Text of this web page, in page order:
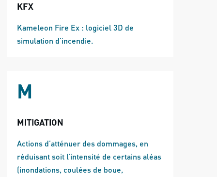
KFX
Kameleon Fire Ex : logiciel 3D de
simulation d’incendie.
M
MITIGATION
Actions d’atténuer des dommages, en
réduisant soit l’intensité de certains aléas
(inondations, coulées de boue,